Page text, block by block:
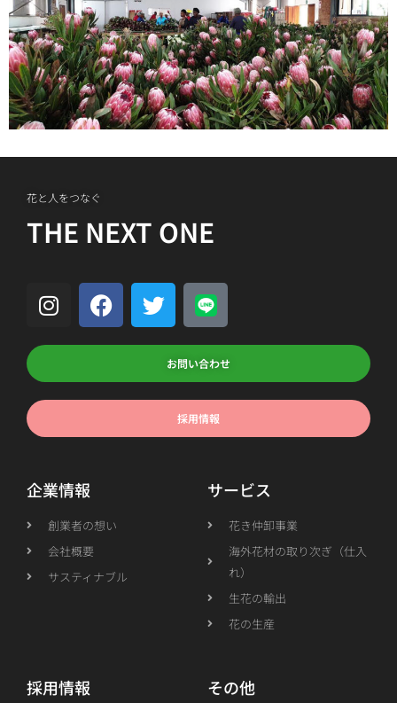
花と人をつなぐ
THE NEXT ONE
お問い合わせ
採用情報
企業情報
創業者の想い
会社概要
サスティナブル
サービス
花き仲卸事業
海外花材の取り次ぎ（仕入
れ）
生花の輸出
花の生産
採用情報 その他